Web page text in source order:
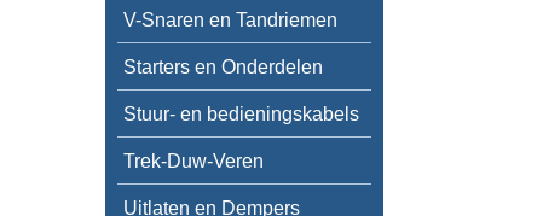
V-Snaren en Tandriemen
Starters en Onderdelen
Stuur- en bedieningskabels
Trek-Duw-Veren
Uitlaten en Dempers